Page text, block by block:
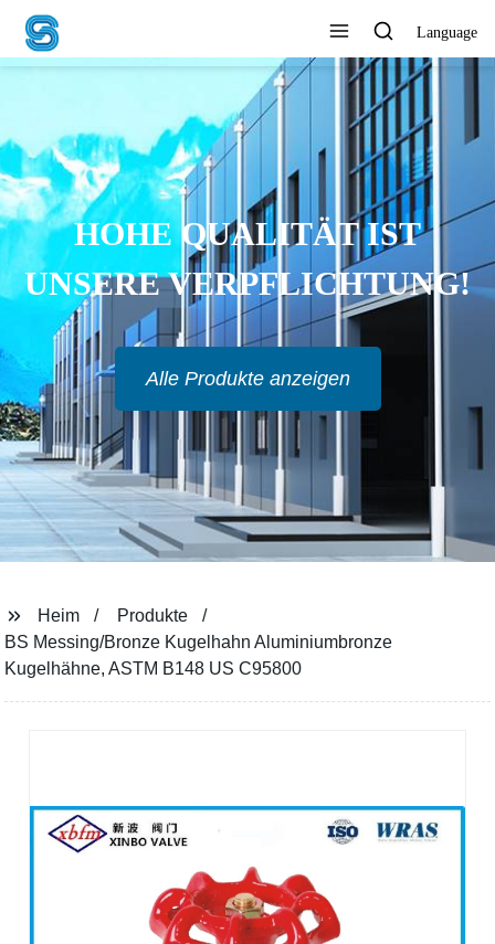
Language
HOHE QUALITÄT IST
UNSERE VERPFLICHTUNG!
Alle Produkte anzeigen
Heim
Produkte
BS Messing/Bronze Kugelhahn Aluminiumbronze
Kugelhähne, ASTM B148 US C95800